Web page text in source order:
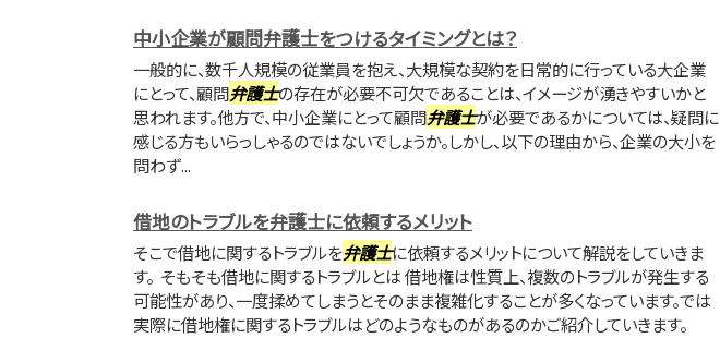
中小企業が顧問弁護士をつけるタイミングとは？
一般的に、数千人規模の従業員を抱え、大規模な契約を日常的に行っている大企業
にとって、顧問弁護士の存在が必要不可欠であることは、イメージが湧きやすいかと
思われます。他方で、中小企業にとって顧問弁護士が必要であるかについては、疑問に
感じる方もいらっしゃるのではないでしょうか。しかし、以下の理由から、企業の大小を
問わず...
借地のトラブルを弁護士に依頼するメリット
そこで借地に関するトラブルを弁護士に依頼するメリットについて解説をしていきま
す。 そもそも借地に関するトラブルとは 借地権は性質上、複数のトラブルが発生する
可能性があり、一度揉めてしまうとそのまま複雑化することが多くなっています。では
実際に借地権に関するトラブルはどのようなものがあるのかご紹介していきます。